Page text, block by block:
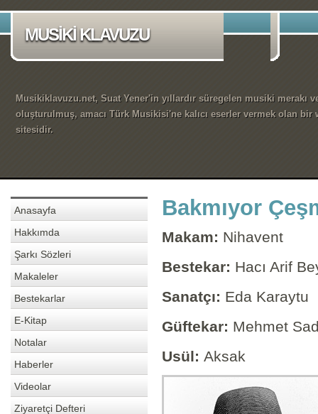
MUSİKİ KLAVUZU
Musikiklavuzu.net, Suat Yener'in yıllardır süregelen musiki merakı
oluşturulmuş, amacı Türk Musikisi'ne kalıcı eserler vermek olan bir
sitesidir.
Anasayfa
Hakkımda
Şarkı Sözleri
Makaleler
Bestekarlar
E-Kitap
Notalar
Haberler
Videolar
Ziyaretçi Defteri
Bakmıyor
Makam: Nihavent
Bestekar: Hacı Arif
Sanatçı: Eda Karaytu
Güftekar: Mehmet
Usül: Aksak